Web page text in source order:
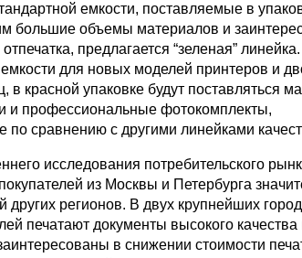
емкости, поставляемые в
большие объемы материалов и
предлагается “зеленая”
для новых моделей принтеров и
в красной упаковке будут поставляться
и профессиональные фотокомплекты,
сравнению с другими линейками
исследования потребительского
из Москвы и Петербурга
других регионов. В двух крупнейших
печатают документы высокого качества
в снижении стоимости